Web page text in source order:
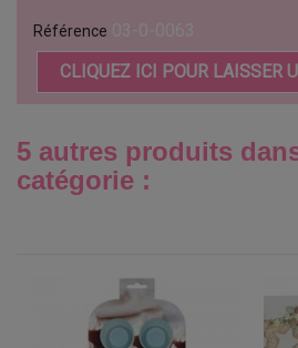
Référence
CLIQUEZ ICI POUR LAISSER
5 autres produits
catégorie :